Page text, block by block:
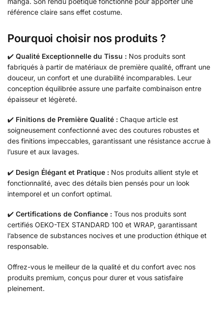
référence claire sans effet costume.
Pourquoi choisir nos produits ?
✔️ Qualité Exceptionnelle du Tissu : Nos produits sont
fabriqués à partir de matériaux de première qualité, offrant une
douceur, un confort et une durabilité incomparables. Leur
conception équilibrée assure une parfaite combinaison entre
épaisseur et légèreté.
✔️ Finitions de Première Qualité : Chaque article est
soigneusement confectionné avec des coutures robustes et
des finitions impeccables, garantissant une résistance accrue à
l’usure et aux lavages.
✔️ Design Élégant et Pratique : Nos produits allient style et
fonctionnalité, avec des détails bien pensés pour un look
intemporel et un confort optimal.
✔️ Certifications de Confiance : Tous nos produits sont
certifiés OEKO-TEX STANDARD 100 et WRAP, garantissant
l’absence de substances nocives et une production éthique et
responsable.
Offrez-vous le meilleur de la qualité et du confort avec nos
produits premium, conçus pour durer et vous satisfaire
pleinement.